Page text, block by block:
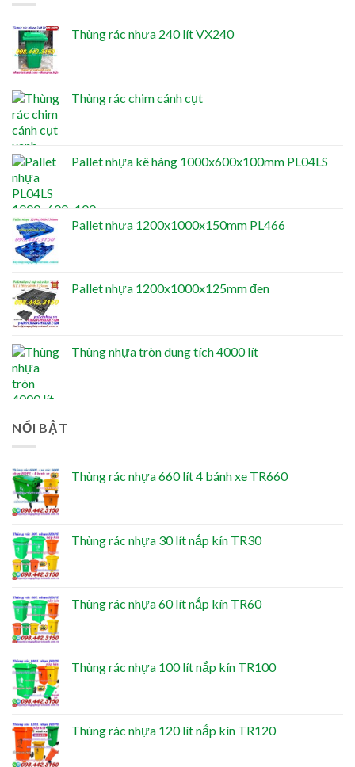
Thùng rác nhựa 240 lít VX240
Thùng rác chim cánh cụt
Pallet nhựa kê hàng 1000x600x100mm PL04LS
Pallet nhựa 1200x1000x150mm PL466
Pallet nhựa 1200x1000x125mm đen
Thùng nhựa tròn dung tích 4000 lít
NỔI BẬT
Thùng rác nhựa 660 lít 4 bánh xe TR660
Thùng rác nhựa 30 lít nắp kín TR30
Thùng rác nhựa 60 lít nắp kín TR60
Thùng rác nhựa 100 lít nắp kín TR100
Thùng rác nhựa 120 lít nắp kín TR120